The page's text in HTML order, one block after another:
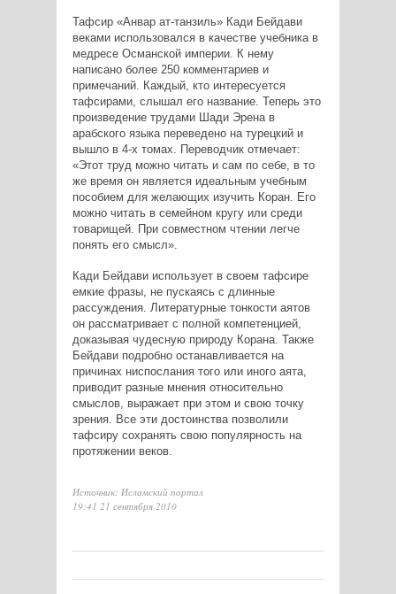
Тафсир «Анвар ат-танзиль» Кади Бейдави
веками использовался в качестве учебника в
медресе Османской империи. К нему
написано более 250 комментариев и
примечаний. Каждый, кто интересуется
тафсирами, слышал его название. Теперь это
произведение трудами Шади Эрена в
арабского языка переведено на турецкий и
вышло в 4-х томах. Переводчик отмечает:
«Этот труд можно читать и сам по себе, в то
же время он является идеальным учебным
пособием для желающих изучить Коран. Его
можно читать в семейном кругу или среди
товарищей. При совместном чтении легче
понять его смысл».
Кади Бейдави использует в своем тафсире
емкие фразы, не пускаясь с длинные
рассуждения. Литературные тонкости аятов
он рассматривает с полной компетенцией,
доказывая чудесную природу Корана. Также
Бейдави подробно останавливается на
причинах ниспослания того или иного аята,
приводит разные мнения относительно
смыслов, выражает при этом и свою точку
зрения. Все эти достоинства позволили
тафсиру сохранять свою популярность на
протяжении веков.
Источник: Исламский портал
19:41 21 сентября 2010